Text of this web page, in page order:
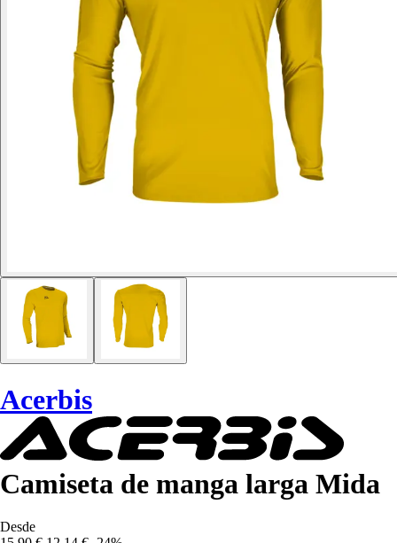
Acerbis
Camiseta de manga larga Mida
Desde